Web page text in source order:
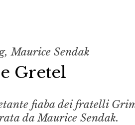
Maurice Sendak
Gretel
fiaba dei fratelli
da Maurice Sendak.